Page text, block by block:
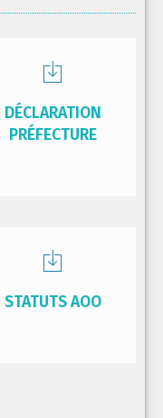
DÉCLARATION
PRÉFECTURE
STATUTS AOO